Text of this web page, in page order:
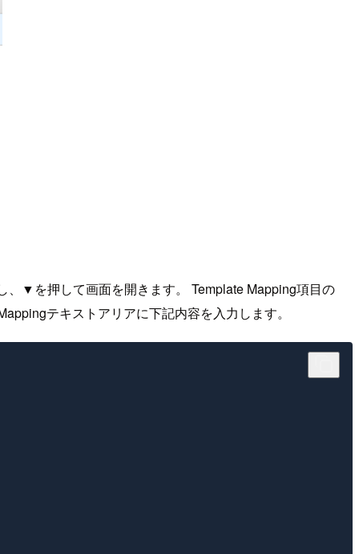
、▼を押して画面を開きます。 Template Mapping項目の
テキストアリアに下記内容を入力します。